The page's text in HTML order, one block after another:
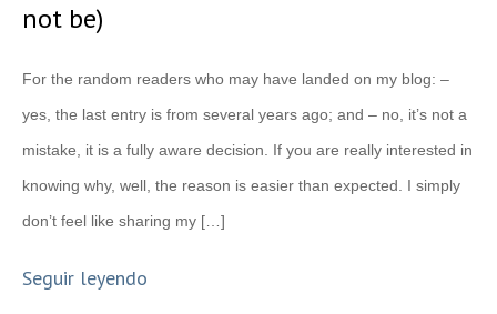
not be)
For the random readers who may have landed on my blog: –
yes, the last entry is from several years ago; and – no, it’s not a
mistake, it is a fully aware decision. If you are really interested in
knowing why, well, the reason is easier than expected. I simply
don’t feel like sharing my […]
Seguir leyendo